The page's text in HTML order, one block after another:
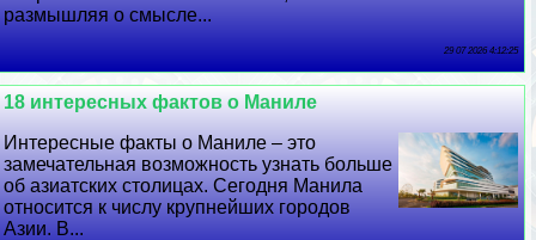
размышляя о смысле...
29 07 2026 4:12:25
18 интересных фактов о Маниле
Интересные факты о Маниле – это
замечательная возможность узнать больше
об азиатских столицах. Сегодня Манила
относится к числу крупнейших городов
Азии. В...